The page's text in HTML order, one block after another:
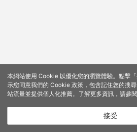
本網站使用 Cookie 以優化您的瀏覽體驗。點擊
示您同意我們的 Cookie 政策，包含記住您的搜
站流量並提供個人化推薦。了解更多資訊，請參
接受